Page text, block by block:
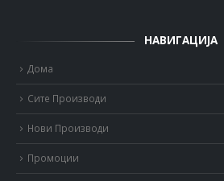
НАВИГАЦИЈА
Дома
Сите Производи
Нови Производи
Промоции